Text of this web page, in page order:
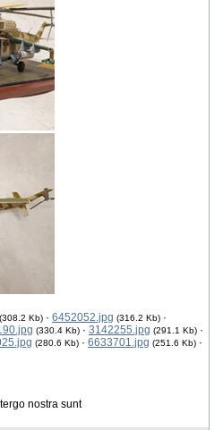
(308.2 Kb) · 6452052.jpg (316.2 Kb) ·
(330.4 Kb) · 3142255.jpg (291.1 Kb) ·
(280.6 Kb) · 6633701.jpg (251.6 Kb) ·
nostra sunt